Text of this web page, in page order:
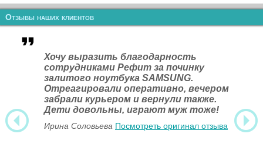
Отзывы наших клиентов
Хочу выразить благодарность
сотрудниками Рефит за починку
залитого ноутбука SAMSUNG.
Отреагировали оперативно, вечером
забрали курьером и вернули также.
Дети довольны, играют муж тоже!
Ирина Соловьева Посмотреть оригинал отзыва